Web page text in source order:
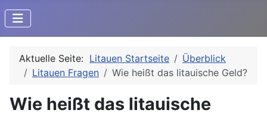
Aktuelle Seite: Litauen Startseite
Überblick
Litauen Fragen
Wie heißt das litauische Geld?
Wie heißt das litauische